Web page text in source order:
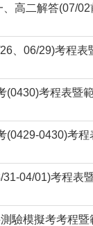
、高二解答(07/
、06/29)考程
(0430)考程表暨
(0429-0430)考
31-04/01)考程表
驗模擬考考程